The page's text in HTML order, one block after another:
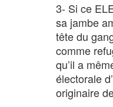
3- Si ce
sa jambe
tête du
comme
qu’il a
électorale
originaire